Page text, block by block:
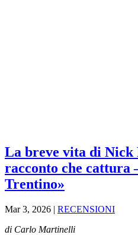
La breve vita di Nick
racconto che cattura
Trentino»
Mar 3, 2026 | RECENSIONI
di Carlo Martinelli